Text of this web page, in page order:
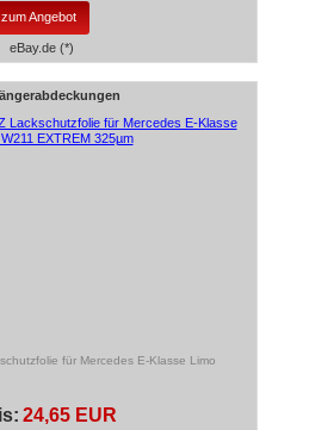
zum Angebot
eBay.de (*)
für Mercedes E-Klasse Limo
24,65 EUR